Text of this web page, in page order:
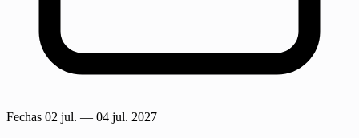
Fechas 02 jul. — 04 jul. 2027